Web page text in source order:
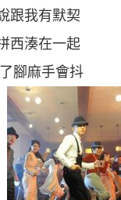
跟我有默契
西湊在一起
腳麻手會抖